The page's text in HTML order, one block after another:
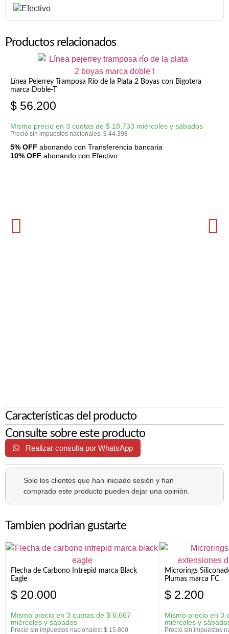
Productos relacionados
Línea Pejerrey Tramposa Río de la Plata 2 Boyas con Bigotera
marca Doble-T
$ 56.200
Mismo precio en 3 cuotas de $ 18.733 miércoles y sábados
Precio sin impuestos nacionales: $ 44.398
5% OFF abonando con Transferencia bancaria
10% OFF abonando con Efectivo
Características del producto
Consulte sobre este producto
Realizar consulta por WhatsApp
Solo los clientes que han iniciado sesión y han
comprado este producto pueden dejar una opinión.
Tambien podrian gustarte
Flecha de Carbono Intrepid marca Black
Eagle
$ 20.000
Mismo precio en 3 cuotas de $ 6.667
miércoles y sábados
Precio sin impuestos nacionales: $ 15.800
Microrings
Plumas marca FC
$ 2.200
Mismo precio en 3
miércoles y
Precio sin impuestos